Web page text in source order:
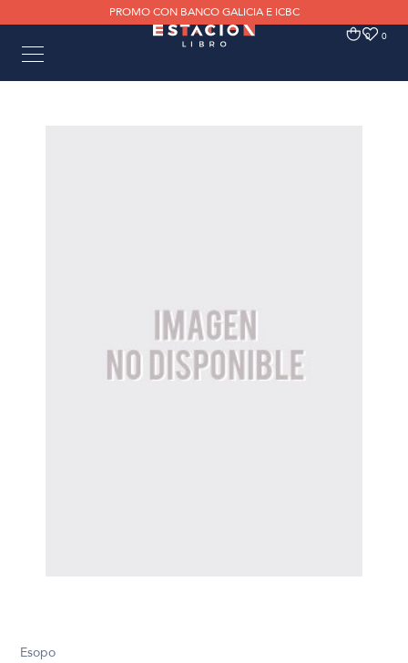
PROMO CON BANCO GALICIA E ICBC
0 0
Esopo